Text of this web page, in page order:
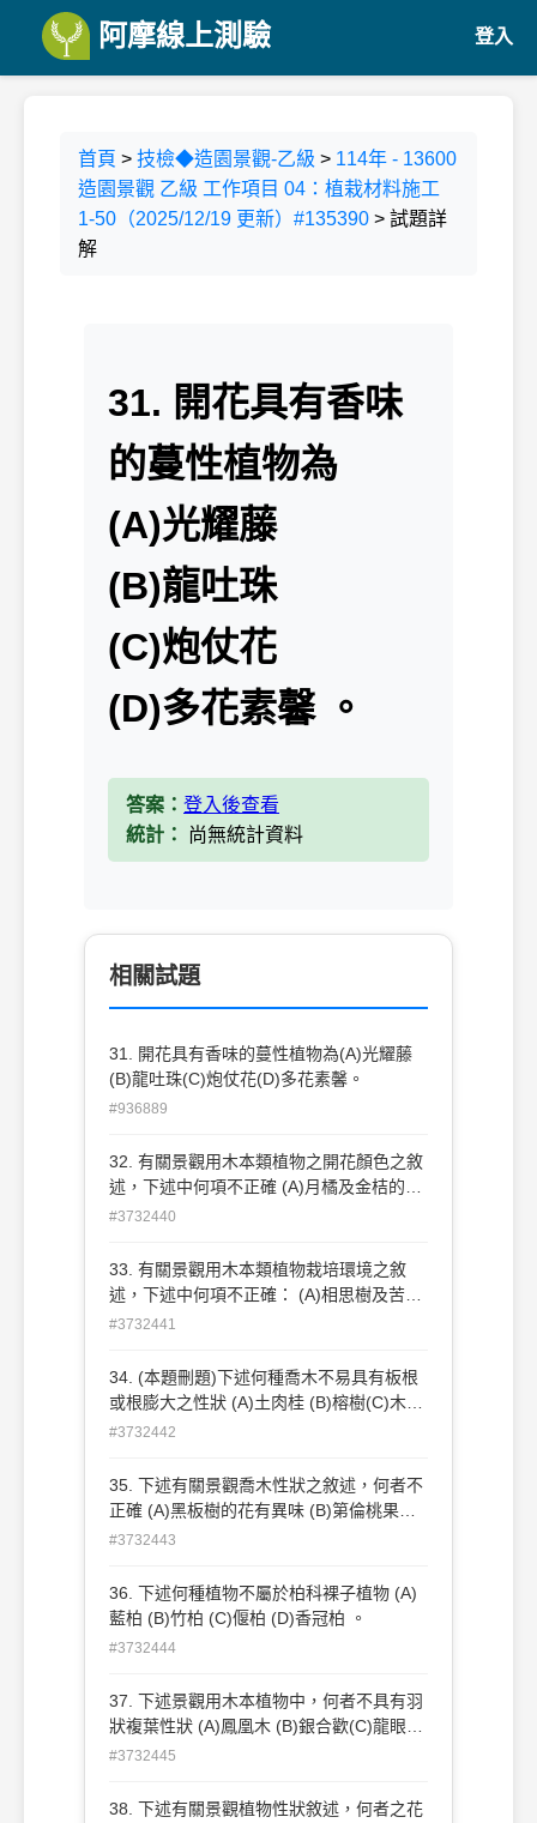
阿摩線上測驗 登入
首頁 > 技檢◆造園景觀-乙級 > 114年 - 13600
造園景觀 乙級 工作項目 04：植栽材料施工
1-50（2025/12/19 更新）#135390 > 試題詳
解
31. 開花具有香味
的蔓性植物為
(A)光耀藤
(B)龍吐珠
(C)炮仗花
(D)多花素馨 。
答案： 登入後查看
統計：
尚無統計資料
相關試題
31. 開花具有香味的蔓性植物為(A)光耀藤
(B)龍吐珠(C)炮仗花(D)多花素馨。
#936889
32. 有關景觀用木本類植物之開花顏色之敘
述，下述中何項不正確 (A)月橘及金桔的花
色為白色系 (B)水黃皮及苦楝花色具有粉紫
紅木及相思樹的花為黃色系 。
#3732440
33. 有關景觀用木本類植物栽培環境之敘
述，下述中何項不正確： (A)相思樹及苦楝
都可視為先驅性植物 (B)阿勃勒及鴨腳木可
植於濕潤土壤中 (D)海檬果及黃槿具有較高
耐鹽性 。
#3732441
34. (本題刪題)下述何種喬木不易具有板根
或根膨大之性狀 (A)土肉桂 (B)榕樹(C)木麻
黃 (D)第倫桃 。
#3732442
35. 下述有關景觀喬木性狀之敘述，何者不
正確 (A)黑板樹的花有異味 (B)第倫桃果實
有臭異味 (C)木棉之莖上長有瘤刺易傷人
#3732443
36. 下述何種植物不屬於柏科裸子植物 (A)
藍柏 (B)竹柏 (C)偃柏 (D)香冠柏 。
#3732444
37. 下述景觀用木本植物中，何者不具有羽
狀複葉性狀 (A)鳳凰木 (B)銀合歡(C)龍眼
(D)小葉欖仁 。
#3732445
38. 下述有關景觀植物性狀敘述，何者之花